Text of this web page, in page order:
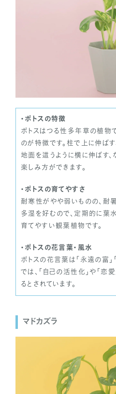
・ポトスの特徴
ポトスはつる性多年草の植物
のが特徴です。柱で上に伸ばす
地面を這うように横に伸ばす
楽しみ方ができます。
・ポトスの育てやすさ
耐寒性がやや弱いものの、耐
多湿を好むので、定期的に葉
育てやすい観葉植物です。
・ポトスの花言葉・風水
ポトスの花言葉は「永遠の富」
では、「自己の活性化」や「恋
るとされています。
マドカズラ